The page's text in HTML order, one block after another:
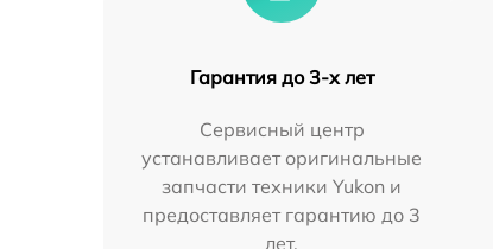
Гарантия до 3-х лет
Сервисный центр
устанавливает оригинальные
запчасти техники Yukon и
предоставляет гарантию до 3
лет.